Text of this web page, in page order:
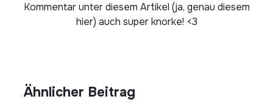
Kommentar unter diesem Artikel (ja, genau diesem
hier) auch super knorke! <3
Ähnlicher Beitrag